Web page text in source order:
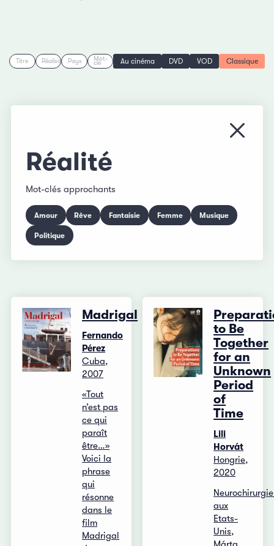
Titre RéalisationPays Mot-
clé Au cinéma DVD VOD Classique
Réalité
Mot-clés approchants
Amour Rêve Fantaisie Femme Musique
Politique
Madrigal
Fernando
Pérez
Cuba,
2007
«Tout
n’est pas
ce qui
paraît
être…»
Voici la
phrase
qui
résonne
dans le
film
Madrigal
to Be
Together
for an
Unknown
Period
of
Time
Lili
Horvát
Hongrie,
2020
aux
Etats-
Unis,